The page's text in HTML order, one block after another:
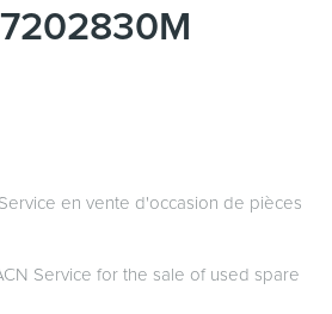
en vente d'occasion de pièces
Service for the sale of used spare